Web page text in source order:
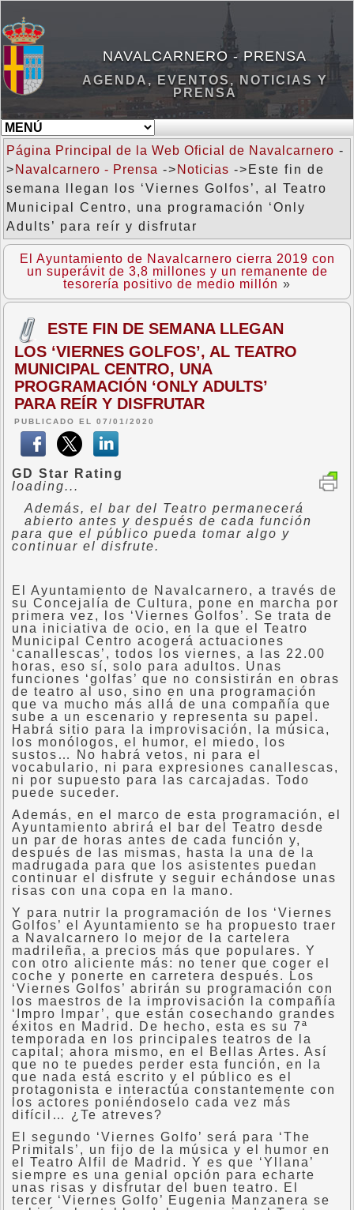
NAVALCARNERO - PRENSA
AGENDA, EVENTOS, NOTICIAS Y
PRENSA
Página Principal de la Web Oficial de Navalcarnero -
> Navalcarnero - Prensa -> Noticias ->Este fin de
semana llegan los ‘Viernes Golfos’, al Teatro
Municipal Centro, una programación ‘Only
Adults’ para reír y disfrutar
El Ayuntamiento de Navalcarnero cierra 2019 con
un superávit de 3,8 millones y un remanente de
tesorería positivo de medio millón »
ESTE FIN DE SEMANA LLEGAN
LOS ‘VIERNES GOLFOS’, AL TEATRO
MUNICIPAL CENTRO, UNA
PROGRAMACIÓN ‘ONLY ADULTS’
PARA REÍR Y DISFRUTAR
PUBLICADO EL 07/01/2020
GD Star Rating
loading...
Además, el bar del Teatro permanecerá
abierto antes y después de cada función
para que el público pueda tomar algo y
continuar el disfrute.
El Ayuntamiento de Navalcarnero, a través de
su Concejalía de Cultura, pone en marcha por
primera vez, los ‘Viernes Golfos’. Se trata de
una iniciativa de ocio, en la que el Teatro
Municipal Centro acogerá actuaciones
‘canallescas’, todos los viernes, a las 22.00
horas, eso sí, solo para adultos. Unas
funciones ‘golfas’ que no consistirán en obras
de teatro al uso, sino en una programación
que va mucho más allá de una compañía que
sube a un escenario y representa su papel.
Habrá sitio para la improvisación, la música,
los monólogos, el humor, el miedo, los
sustos… No habrá vetos, ni para el
vocabulario, ni para expresiones canallescas,
ni por supuesto para las carcajadas. Todo
puede suceder.
Además, en el marco de esta programación, el
Ayuntamiento abrirá el bar del Teatro desde
un par de horas antes de cada función y,
después de las mismas, hasta la una de la
madrugada para que los asistentes puedan
continuar el disfrute y seguir echándose unas
risas con una copa en la mano.
Y para nutrir la programación de los ‘Viernes
Golfos’ el Ayuntamiento se ha propuesto traer
a Navalcarnero lo mejor de la cartelera
madrileña, a precios más que populares. Y
con otro aliciente más: no tener que coger el
coche y ponerte en carretera después. Los
‘Viernes Golfos’ abrirán su programación con
los maestros de la improvisación la compañía
‘Impro Impar’, que están cosechando grandes
éxitos en Madrid. De hecho, esta es su 7ª
temporada en los principales teatros de la
capital; ahora mismo, en el Bellas Artes. Así
que no te puedes perder esta función, en la
que nada está escrito y el público es el
protagonista e interactúa constantemente con
los actores poniéndoselo cada vez más
difícil… ¿Te atreves?
El segundo ‘Viernes Golfo’ será para ‘The
Primitals’, un fijo de la música y el humor en
el Teatro Alfil de Madrid. Y es que ‘Yllana’
siempre es una genial opción para echarte
unas risas y disfrutar del buen teatro. El
tercer ‘Viernes Golfo’ Eugenia Manzanera se